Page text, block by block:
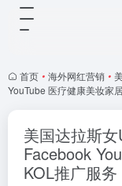
首页 • 海外网红营销 •
YouTube 医疗健康美妆家
美国达拉斯
Facebook
KOL推广服务